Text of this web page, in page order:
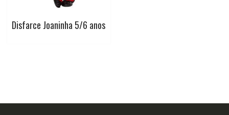
Disfarce Joaninha 5/6 anos